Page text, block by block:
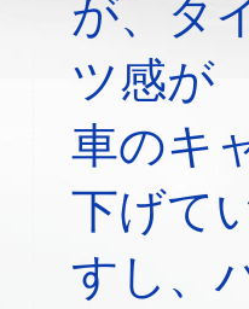
が、タ
ツ感が
車のキ
下げて
すし、